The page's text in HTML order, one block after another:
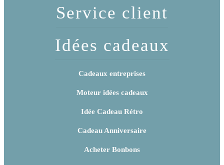
Service client
Idées cadeaux
Cadeaux entreprises
Moteur idées cadeaux
Idée Cadeau Rétro
Cadeau Anniversaire
Acheter Bonbons